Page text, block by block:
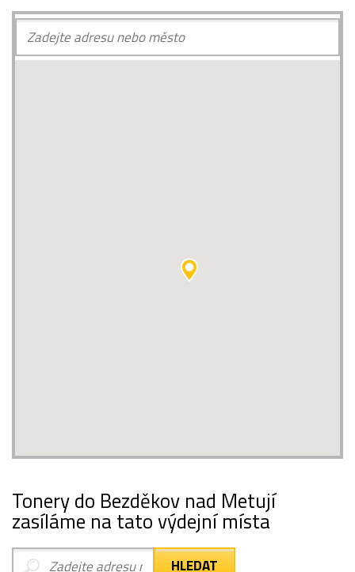
Tonery do Bezděkov nad Metují
zasíláme na tato výdejní místa